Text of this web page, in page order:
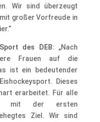
Wir sind überzeugt
großer Vorfreude in
des DEB: „Nach
Frauen auf die
ist ein bedeutender
Dieses
erarbeitet. Für alle
mit der ersten
Ziel. Wir sind